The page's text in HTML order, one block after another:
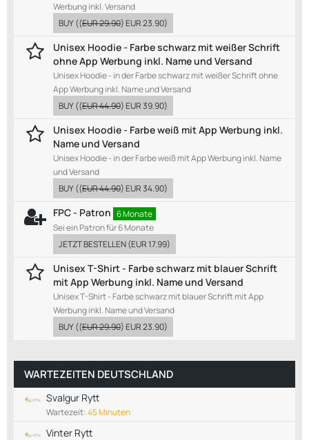
Werbung inkl. Versand
BUY((EUR 29.90)EUR 23.90)
Unisex Hoodie - Farbe schwarz mit weißer Schrift
ohne App Werbung inkl. Name und Versand
Unisex Hoodie - in der Farbe schwarz mit weißer Schrift ohne
App Werbung inkl. Name und Versand
BUY((EUR 44.90)EUR 39.90)
Unisex Hoodie - Farbe weiß mit App Werbung inkl.
Name und Versand
Unisex Hoodie - in der Farbe weiß mit App Werbung inkl. Name
und Versand
BUY((EUR 44.90)EUR 34.90)
FPC - Patron 6 Monate
Sei ein Patron für 6 Monate
JETZT BESTELLEN(EUR 17.99)
Unisex T-Shirt - Farbe schwarz mit blauer Schrift
mit App Werbung inkl. Name und Versand
Unisex T-Shirt - Farbe schwarz mit blauer Schrift mit App
Werbung inkl. Name und Versand
BUY((EUR 29.90)EUR 23.90)
WARTEZEITEN DEUTSCHLAND
Svalgur Rytt
Wartezeit:45 Minuten
Vinter Rytt